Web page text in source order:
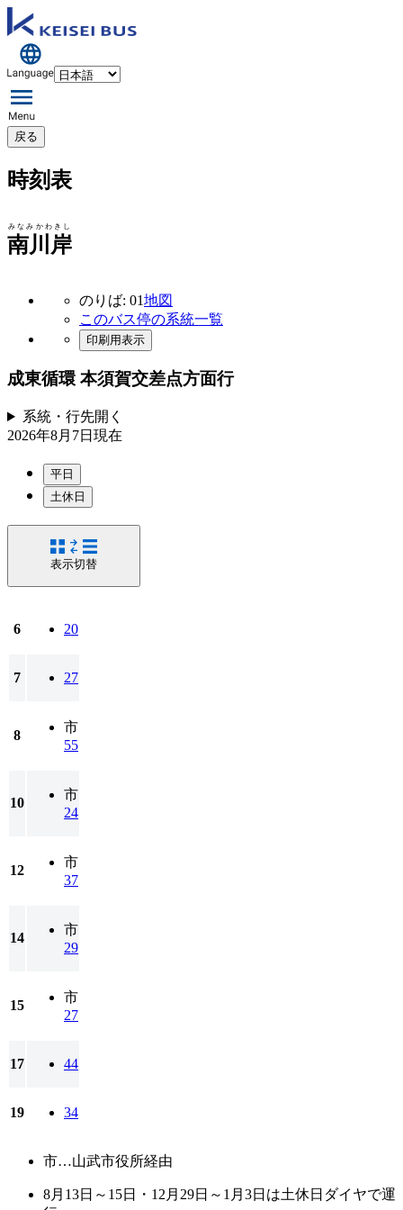
戻る
時刻表
南川岸
みなみかわきし
のりば: 01地図
このバス停の系統一覧
印刷用表示
成東循環 本須賀交差点方面行
系統・行先開く
2026年8月7日 現在
平日
土休日
表示切替
6 20
7 27
8
市
55
10
市
24
12
市
37
14
市
29
15
市
27
17 44
19 34
市…山武市役所経由
8月13日～15日・12月29日～1月3日は土休日ダイヤで運